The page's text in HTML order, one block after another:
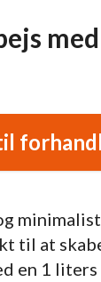
til at
en 1